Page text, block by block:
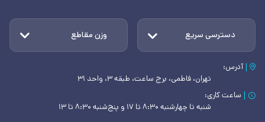
دسترسی سریع وزن مقاطع
آدرس:
تهران، فاطمی، برج ساعت، طبقه ۳، واحد ۳۱
ساعت کاری:
شنبه تا چهارشنبه ۸:۳۰ تا ۱۷ و پنج‌شنبه ۸:۳۰ تا ۱۳